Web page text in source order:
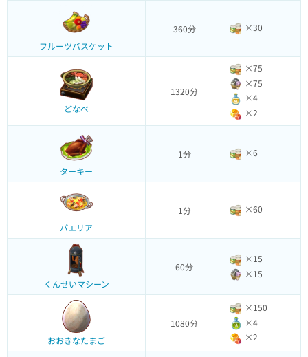
フルーツバスケット
360分 ×30
どなべ
1320分
×75
×75
×4
×2
ターキー
1分 ×6
パエリア
1分 ×60
くんせいマシーン
60分
×15
×15
おおきなたまご
1080分
×150
×4
×2